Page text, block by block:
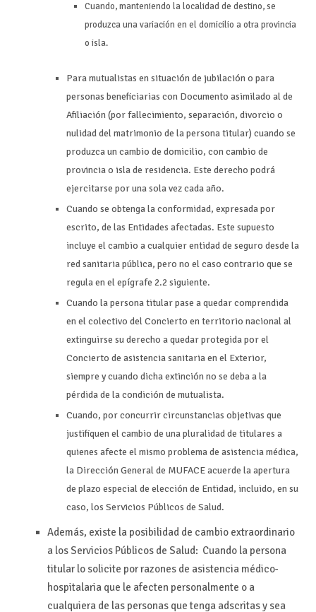
Cuando, manteniendo la localidad de destino, se
produzca una variación en el domicilio a otra provincia
o isla.
Para mutualistas en situación de jubilación o para
personas beneficiarias con Documento asimilado al de
Afiliación (por fallecimiento, separación, divorcio o
nulidad del matrimonio de la persona titular) cuando se
produzca un cambio de domicilio, con cambio de
provincia o isla de residencia. Este derecho podrá
ejercitarse por una sola vez cada año.
Cuando se obtenga la conformidad, expresada por
escrito, de las Entidades afectadas. Este supuesto
incluye el cambio a cualquier entidad de seguro desde la
red sanitaria pública, pero no el caso contrario que se
regula en el epígrafe 2.2 siguiente.
Cuando la persona titular pase a quedar comprendida
en el colectivo del Concierto en territorio nacional al
extinguirse su derecho a quedar protegida por el
Concierto de asistencia sanitaria en el Exterior,
siempre y cuando dicha extinción no se deba a la
pérdida de la condición de mutualista.
Cuando, por concurrir circunstancias objetivas que
justifiquen el cambio de una pluralidad de titulares a
quienes afecte el mismo problema de asistencia médica,
la Dirección General de MUFACE acuerde la apertura
de plazo especial de elección de Entidad, incluido, en su
caso, los Servicios Públicos de Salud.
Además, existe la posibilidad de cambio extraordinario
a los Servicios Públicos de Salud: Cuando la persona
titular lo solicite por razones de asistencia médico-
hospitalaria que le afecten personalmente o a
cualquiera de las personas que tenga adscritas y sea